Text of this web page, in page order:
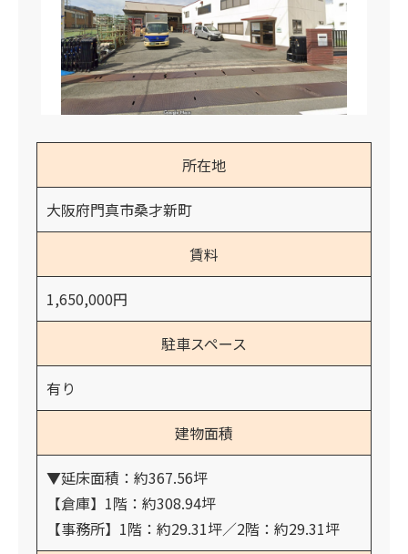
所在地
大阪府門真市桑才新町
賃料
1,650,000円
駐車スペース
有り
建物面積
▼延床面積：約367.56坪
【倉庫】1階：約308.94坪
【事務所】1階：約29.31坪／2階：約29.31坪